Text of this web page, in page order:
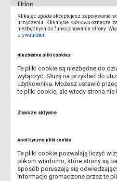
Urlop
Duplikaty dokumentów
Zapisy do promotorów
Obrona i dyplom ukończenia
SPORT W ANS
SAMORZĄD STUDENCKI
Klikając zgoda akceptujesz zapisywanie
urządzeniu. Kliknięcie odmowa oznacza
niezbędnych do funkcjonowania strony.
prywatności
Niezbędne pliki cookies
Te pliki cookie są niezbędne do
wyłączyć. Służą na przykład do
użytkownika. Możesz ustawić
te pliki cookie, ale wtedy strona nie
Zawsze aktywne
Analityczne pliki cookie
Te pliki cookie pozwalają liczyć
plikom wiadomo, które strony są
sposób poruszają się
informacje gromadzone przez te